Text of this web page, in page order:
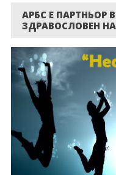
АРБС Е
ЗДРАВОСЛОВЕН